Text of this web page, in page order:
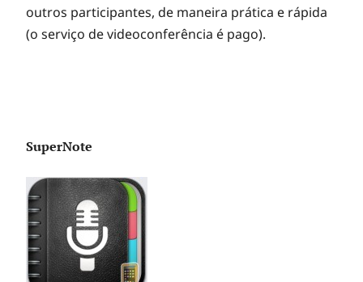
outros participantes, de maneira prática e rápida
(o serviço de videoconferência é pago).
SuperNote